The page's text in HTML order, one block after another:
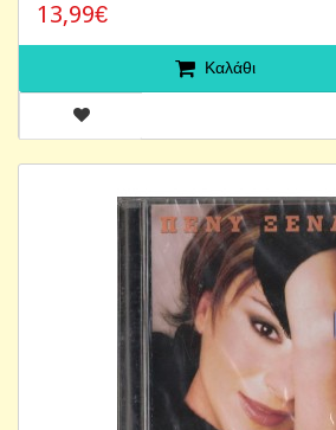
13,99€
Καλάθι